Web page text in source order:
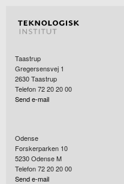
Taastrup
Gregersensvej 1
2630Taastrup
Telefon 72 20 20 00
Send e-mail
Odense
Forskerparken 10
5230Odense M
Telefon 72 20 20 00
Send e-mail